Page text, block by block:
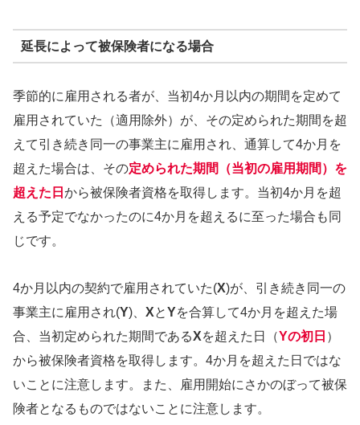
延長によって被保険者になる場合
季節的に雇用される者が、当初4か月以内の期間を定めて
雇用されていた（適用除外）が、その定められた期間を超
えて引き続き同一の事業主に雇用され、通算して4か月を
超えた場合は、その定められた期間（当初の雇用期間）を
超えた日 から被保険者資格を取得します。当初4か月を超
える予定でなかったのに4か月を超えるに至った場合も同
じです。
4か月以内の契約で雇用されていた(X)が、引き続き同一の
事業主に雇用され(Y)、 XとYを合算して4か月を超えた場
合、当初定められた期間であるXを超えた日（Yの初日 ）
から被保険者資格を取得します。4か月を超えた日ではな
いことに注意します。また、雇用開始にさかのぼって被保
険者となるものではないことに注意します。